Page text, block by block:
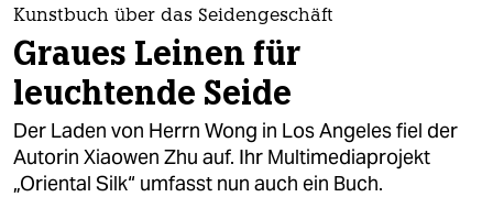
themen
politik
öko
gesellschaft
Kunstbuch über das Seidengeschäft
Graues Leinen für
leuchtende Seide
Der Laden von Herrn Wong in Los Angeles fiel der
Autorin Xiaowen Zhu auf. Ihr Multimediaprojekt
„Oriental Silk“ umfasst nun auch ein Buch.